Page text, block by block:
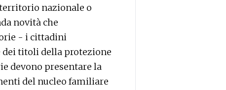
nazionale o
novità che
- i cittadini
titoli della protezione
devono presentare la
del nucleo familiare